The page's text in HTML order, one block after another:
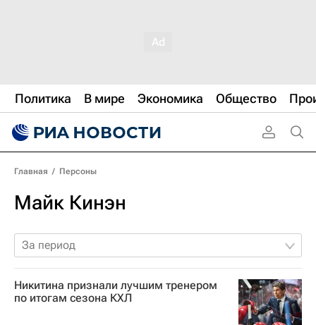
Политика В мире Экономика Общество
Главная / Персоны
Майк Кинэн
За период
Никитина признали лучшим тренером
по итогам сезона КХЛ